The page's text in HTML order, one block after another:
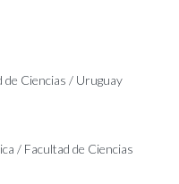
de Ciencias / Uruguay
/ Facultad de Ciencias